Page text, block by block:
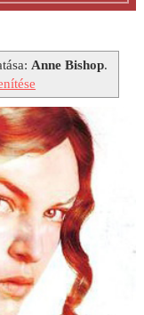
Anne Bishop.